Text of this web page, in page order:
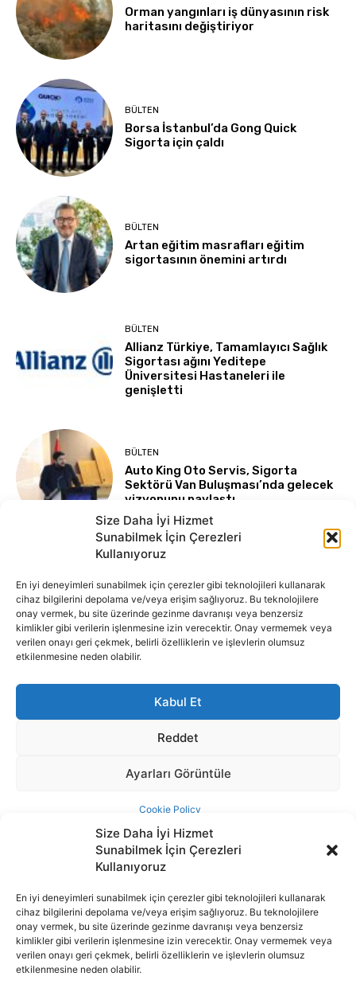
Size Daha İyi Hizmet
Sunabilmek İçin Çerezleri
Kullanıyoruz
En iyi deneyimleri sunabilmek için çerezler gibi teknolojileri kullanarak
cihaz bilgilerini depolama ve/veya erişim sağlıyoruz. Bu teknolojilere
onay vermek, bu site üzerinde gezinme davranışı veya benzersiz
kimlikler gibi verilerin işlenmesine izin verecektir. Onay vermemek veya
verilen onayı geri çekmek, belirli özelliklerin ve işlevlerin olumsuz
etkilenmesine neden olabilir.
İnternet portalımızda yer alan tüm haber metini, resim ve benzeri
içeriğin hakları Sigortamedya Yayıncılık A.Ş.'ye aittir. Hiçbir şekilde
basılı ya da elektronik bir ortamda, kaynak gösterilse bile izin
alınmadan kullanılamaz.